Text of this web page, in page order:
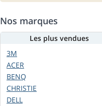
Nos marques
Les plus vendues
3M
ACER
BENQ
CHRISTIE
DELL